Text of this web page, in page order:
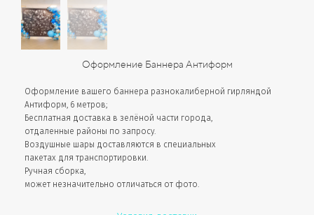
Оформление Баннера Антиформ
Оформление вашего баннера разнокалиберной гирляндой
Антиформ, 6 метров;
Бесплатная доставка в зелёной части города,
отдаленные районы по запросу.
Воздушные шары доставляются в специальных
пакетах для транспортировки.
Ручная сборка,
может незначительно отличаться от фото.